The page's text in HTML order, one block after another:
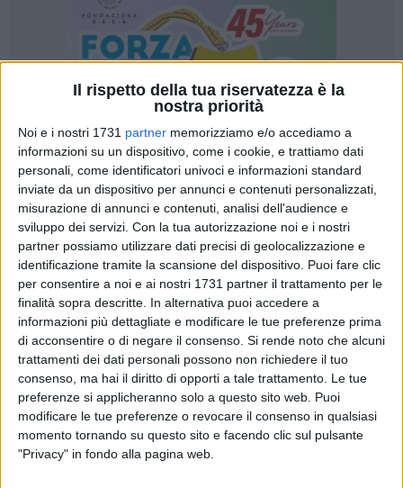
Il rispetto della tua riservatezza è la
nostra priorità
Noi e i nostri 1731 partner memorizziamo e/o accediamo a
informazioni su un dispositivo, come i cookie, e trattiamo dati
personali, come identificatori univoci e informazioni standard
inviate da un dispositivo per annunci e contenuti personalizzati,
misurazione di annunci e contenuti, analisi dell'audience e
sviluppo dei servizi. Con la tua autorizzazione noi e i nostri
partner possiamo utilizzare dati precisi di geolocalizzazione e
identificazione tramite la scansione del dispositivo. Puoi fare clic
per consentire a noi e ai nostri 1731 partner il trattamento per le
finalità sopra descritte. In alternativa puoi accedere a
informazioni più dettagliate e modificare le tue preferenze prima
di acconsentire o di negare il consenso. Si rende noto che alcuni
trattamenti dei dati personali possono non richiedere il tuo
consenso, ma hai il diritto di opporti a tale trattamento. Le tue
preferenze si applicheranno solo a questo sito web. Puoi
modificare le tue preferenze o revocare il consenso in qualsiasi
momento tornando su questo sito e facendo clic sul pulsante
"Privacy" in fondo alla pagina web.
143
Ancora una volta il controllo del vicinato si rivela un sistema
ad hoc per sventare atti di criminalità in alcune zone di
Molfetta e in particolare nel quartiere Madonna della Rosa
dove è attivo da diverso tempo.
Nei giorni scorsi, grazie a questo strumento di
collaborazione tra i residenti, è stato sventato un furto d'auto
nella zona.